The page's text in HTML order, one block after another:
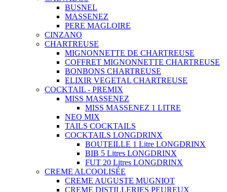
BUSNEL
MASSENEZ
PERE MAGLOIRE
CINZANO
CHARTREUSE
MIGNONNETTE DE CHARTREUSE
COFFRET MIGNONNETTE CHARTREUSE
BONBONS CHARTREUSE
ELIXIR VEGETAL CHARTREUSE
COCKTAIL - PREMIX
MISS MASSENEZ
MISS MASSENEZ 1 LITRE
NEO MIX
TAILS COCKTAILS
COCKTAILS LONGDRINX
BOUTEILLE 1 Litre LONGDRINX
BIB 5 Litres LONGDRINX
FUT 20 Litres LONGDRINX
CREME ALCOOLISÉE
CREME AUGUSTE MUGNIOT
CREME DISTILLERIES PEUREUX